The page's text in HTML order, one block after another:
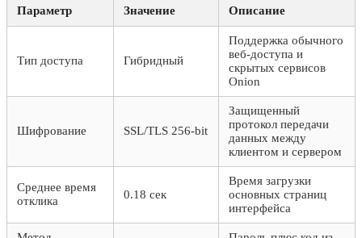
Параметр Значение Описание
Тип доступа Гибридный
Поддержка обычного
веб-доступа и
скрытых сервисов
Onion
Шифрование SSL/TLS 256-bit
Защищенный
протокол передачи
данных между
клиентом и сервером
Среднее время
отклика
0.18 сек
Время загрузки
основных страниц
интерфейса